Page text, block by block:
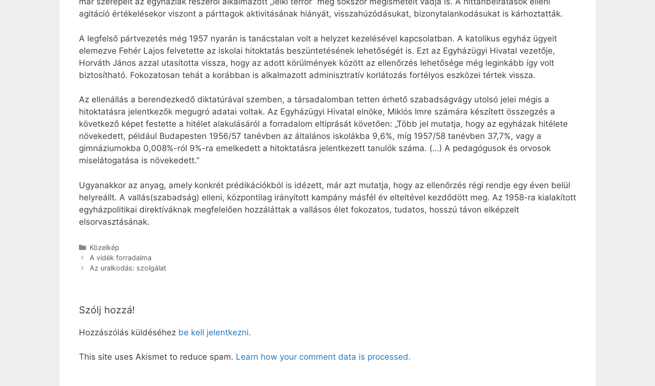
agitáció értékelésekor viszont a párttagok aktivitásának hiányát, visszahúzódásukat, bizonytalankodásukat is kárhoztatták.
A legfelső pártvezetés még 1957 nyarán is tanácstalan volt a helyzet kezelésével kapcsolatban. A katolikus egyház ügyeit
elemezve Fehér Lajos felvetette az iskolai hitoktatás beszüntetésének lehetőségét is. Ezt az Egyházügyi Hivatal vezetője,
Horváth János azzal utasította vissza, hogy az adott körülmények között az ellenőrzés lehetősége még leginkább így volt
biztosítható. Fokozatosan tehát a korábban is alkalmazott adminisztratív korlátozás fortélyos eszközei tértek vissza.
Az ellenállás a berendezkedő diktatúrával szemben, a társadalomban tetten érhető szabadságvágy utolsó jelei mégis a
hitoktatásra jelentkezők megugró adatai voltak. Az Egyházügyi Hivatal elnöke, Miklós Imre számára készített összegzés a
következő képet festette a hitélet alakulásáról a forradalom eltiprását követően: „Több jel mutatja, hogy az egyházak hitélete
növekedett, például Budapesten 1956/57 tanévben az általános iskolákba 9,6%, míg 1957/58 tanévben 37,7%, vagy a
gimnáziumokba 0,008%-ról 9%-ra emelkedett a hitoktatásra jelentkezett tanulók száma. (…) A pedagógusok és orvosok
miselátogatása is növekedett.”
Ugyanakkor az anyag, amely konkrét prédikációkból is idézett, már azt mutatja, hogy az ellenőrzés régi rendje egy éven belül
helyreállt. A vallás(szabadság) elleni, központilag irányított kampány másfél év elteltével kezdődött meg. Az 1958-ra kialakított
egyházpolitikai direktíváknak megfelelően hozzáláttak a vallásos élet fokozatos, tudatos, hosszú távon elképzelt
elsorvasztásának.
Kategória
Közelkép
A vidék forradalma
Az uralkodás: szolgálat
Szólj hozzá!
Hozzászólás küldéséhez be kell jelentkezni.
This site uses Akismet to reduce spam. Learn how your comment data is processed.